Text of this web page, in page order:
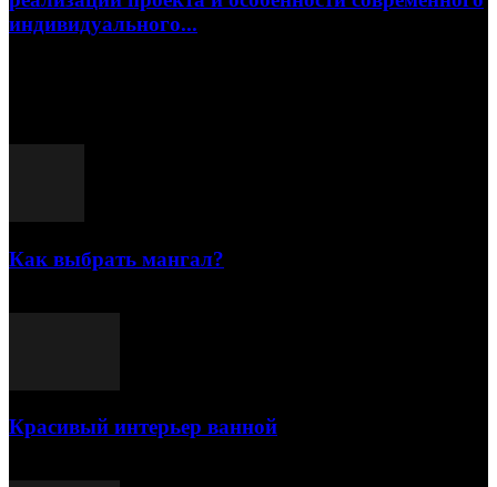
индивидуального...
Как выбрать мангал?
Красивый интерьер ванной